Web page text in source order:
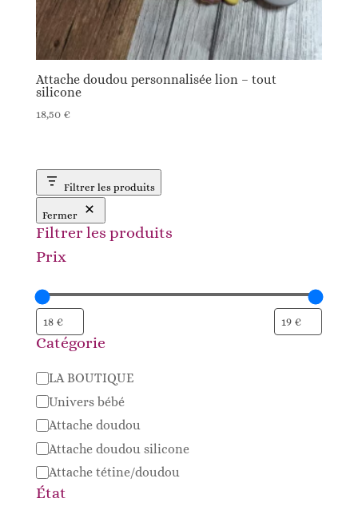
Attache doudou personnalisée lion – tout
silicone
18,50 €
Filtrer les produits
Fermer
Filtrer les produits
Prix
Catégorie
Catégorie
LA BOUTIQUE
Univers bébé
Attache doudou
Attache doudou silicone
Attache tétine/doudou
État